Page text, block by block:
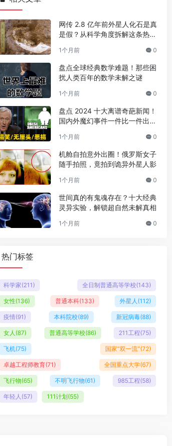
网传 2.8 亿年前外星人化石是真
是假？从科学角度拆解这条热门
1个月前 0
盘点全球经典数学难题！那些困
扰人类百年的数学未解之谜
1个月前 0
盘点 2024 十大离谱奇葩新闻！
国内外魔幻事件一件比一件出人
1个月前 0
机舱自拍意外出圈！俄罗斯女子
随手拍照，竟拍到诡异外星人影
1个月前 0
世间真的有鬼魂存在？十大经典
灵异实验，解锁超自然未解真相
1个月前 0
热门标签
科学家(211) 全日制普通高等学校(143)
女性(136) 普通本科(133) 外星人 (112)
疫情(91) 本科院校(89) 新冠病毒(88)
女人 (87) 普通高等学校(86) 211工程(75)
飞机(75) 国家“双一流”(72)
卓越工程师教育(71) 全国重点大学(67)
飞行物(65) 不明飞行物(61) 985工程(58)
年轻人 (57) 111计划(55)